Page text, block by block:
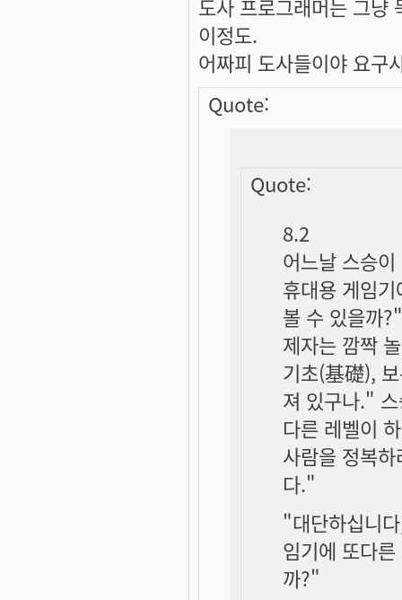
도사 프로그래머는 그냥
이정도.
어짜피 도사들이야 요구
Quote:
Quote:
8.2
어느날 스승
휴대용 게임
볼 수 있을까
제자는 깜짝
기초(基礎),
져 있구나."
다른 레벨이
사람을 정복
다."
"대단하십니
임기에 또다
까?"